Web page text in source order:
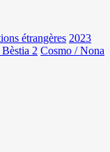
étrangères 2023
2 Cosmo / Nona